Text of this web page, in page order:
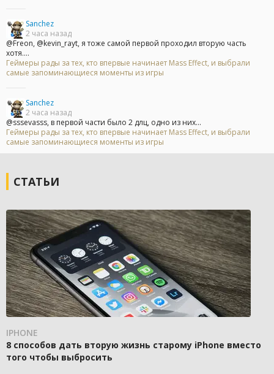
Sanchez
2 часа назад
@Freon, @kevin_rayt, я тоже самой первой проходил вторую часть
хотя....
Геймеры рады за тех, кто впервые начинает Mass Effect, и выбрали
самые запоминающиеся моменты из игры
Sanchez
2 часа назад
@sssevasss, в первой части было 2 длц, одно из них...
Геймеры рады за тех, кто впервые начинает Mass Effect, и выбрали
самые запоминающиеся моменты из игры
СТАТЬИ
IPHONE
8 способов дать вторую жизнь старому iPhone вместо
того чтобы выбросить